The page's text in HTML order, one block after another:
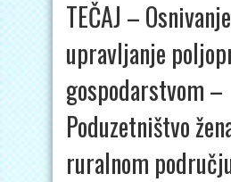
TEČAJ –
upravljanje
gospodarstvom –
Poduzetništvo
ruralnom